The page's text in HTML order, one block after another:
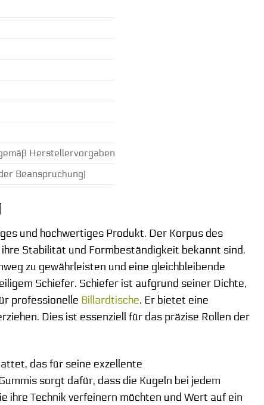
Herstellervorgaben
Beanspruchung)
und hochwertiges Produkt. Der Korpus des
Stabilität und Formbeständigkeit bekannt sind.
zu gewährleisten und eine gleichbleibende
Schiefer. Schiefer ist aufgrund seiner Dichte,
professionelle Billardtische. Er bietet eine
Dies ist essenziell für das präzise Rollen der
das für seine exzellente
sorgt dafür, dass die Kugeln bei jedem
Technik verfeinern möchten und Wert auf ein